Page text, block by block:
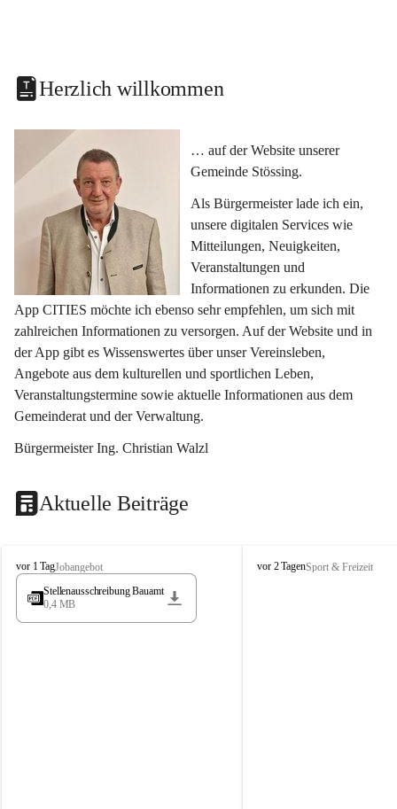
Herzlich willkommen
… auf der Website unserer
Gemeinde Stössing.
Als Bürgermeister lade ich ein,
unsere digitalen Services wie
Mitteilungen, Neuigkeiten,
Veranstaltungen und
Informationen zu erkunden. Die
App CITIES möchte ich ebenso sehr empfehlen, um sich mit
zahlreichen Informationen zu versorgen. Auf der Website und in
der App gibt es Wissenswertes über unser Vereinsleben,
Angebote aus dem kulturellen und sportlichen Leben,
Veranstaltungstermine sowie aktuelle Informationen aus dem
Gemeinderat und der Verwaltung.
Bürgermeister Ing. Christian Walzl
Aktuelle Beiträge
S
t
s
vor 1 TagJobangebot
Stellenausschreibung Bauamt
0,4 MB
S
vor 2 TagenSport & Freizeit